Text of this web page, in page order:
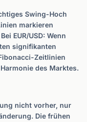
Swing-Hoch
markieren
EUR/USD: Wenn
signifikanten
Zeitlinien
des Marktes.
nicht vorher, nur
Die frühen